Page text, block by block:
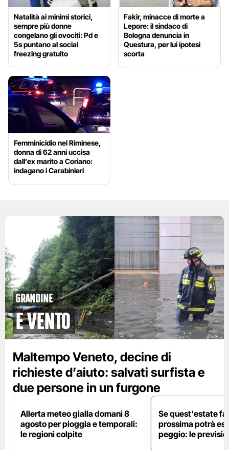
Natalità ai minimi storici,
sempre più donne
congelano gli ovociti: Pd e
5s puntano al social
freezing gratuito
Fakir, minacce di morte a
Lepore: il sindaco di
Bologna denuncia in
Questura, per lui ipotesi
scorta
Femminicidio nel Riminese,
donna di 62 anni uccisa
dall’ex marito a Coriano:
indagano i Carabinieri
grandine
e vento
Maltempo Veneto, decine di
richieste d’aiuto: salvati surfista e
due persone in un furgone
Allerta meteo gialla domani 8
agosto per pioggia e temporali:
le regioni colpite
Se quest'estate fa
prossima potrà
peggio: le